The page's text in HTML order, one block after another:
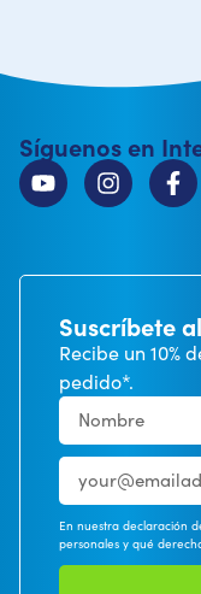
Síguenos en
Suscríbete
Recibe un 10%
pedido*.
En nuestra declaración
personales y qué